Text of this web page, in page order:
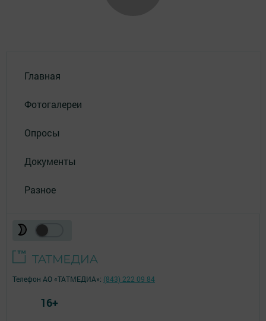
Главная
Фотогалереи
Опросы
Документы
Разное
Телефон АО «ТАТМЕДИА»: (843) 222 09 84
16+